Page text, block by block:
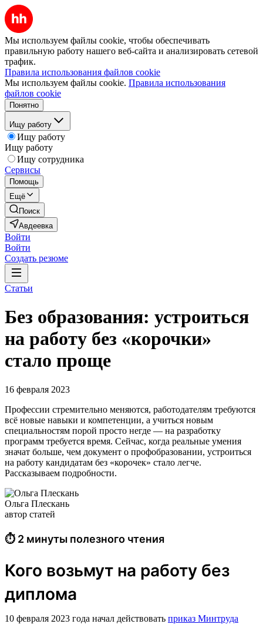
Мы используем файлы cookie, чтобы обеспечивать
правильную работу нашего веб-сайта и анализировать сетевой
трафик.
Правила использования файлов cookie
Мы используем файлы cookie. Правила использования
файлов cookie
Понятно
Ищу работу
Ищу работу
Ищу работу
Ищу сотрудника
Сервисы
Помощь
Ещё
Поиск
Авдеевка
Войти
Войти
Создать резюме
Статьи
Без образования: устроиться
на работу без «корочки»
стало проще
16 февраля 2023
Профессии стремительно меняются, работодателям требуются
всё новые навыки и компетенции, а учиться новым
специальностям порой просто негде — на разработку
программ требуется время. Сейчас, когда реальные умения
значат больше, чем документ о профобразовании, устроиться
на работу кандидатам без «корочек» стало легче.
Рассказываем подробности.
Ольга Плескань
автор статей
⏱ 2 минуты полезного чтения
Кого возьмут на работу без
диплома
10 февраля 2023 года начал действовать приказ Минтруда